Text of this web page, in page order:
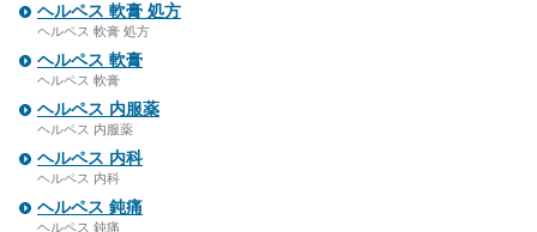
ヘルペス 軟膏 処方
ヘルペス 軟膏 処方
ヘルペス 軟膏
ヘルペス 軟膏
ヘルペス 内服薬
ヘルペス 内服薬
ヘルペス 内科
ヘルペス 内科
ヘルペス 鈍痛
ヘルペス 鈍痛